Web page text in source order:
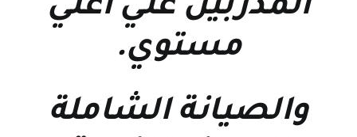
المدربين علي اعلي
مستوي.
والصيانة الشاملة